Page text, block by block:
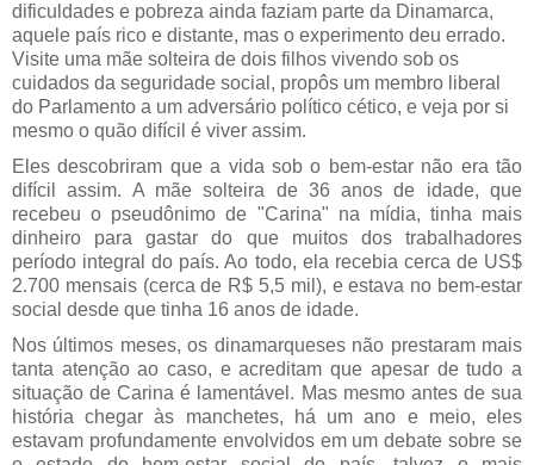
dificuldades e pobreza ainda faziam parte da Dinamarca,
aquele país rico e distante, mas o experimento deu errado.
Visite uma mãe solteira de dois filhos vivendo sob os
cuidados da seguridade social, propôs um membro liberal
do Parlamento a um adversário político cético, e veja por si
mesmo o quão difícil é viver assim.
Eles descobriram que a vida sob o bem-estar não era tão
difícil assim. A mãe solteira de 36 anos de idade, que
recebeu o pseudônimo de "Carina" na mídia, tinha mais
dinheiro para gastar do que muitos dos trabalhadores
período integral do país. Ao todo, ela recebia cerca de US$
2.700 mensais (cerca de R$ 5,5 mil), e estava no bem-estar
social desde que tinha 16 anos de idade.
Nos últimos meses, os dinamarqueses não prestaram mais
tanta atenção ao caso, e acreditam que apesar de tudo a
situação de Carina é lamentável. Mas mesmo antes de sua
história chegar às manchetes, há um ano e meio, eles
estavam profundamente envolvidos em um debate sobre se